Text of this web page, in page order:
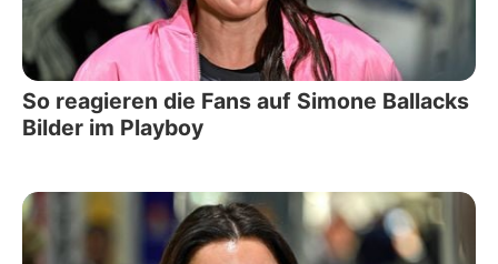
So reagieren die Fans auf Simone Ballacks
Bilder im Playboy